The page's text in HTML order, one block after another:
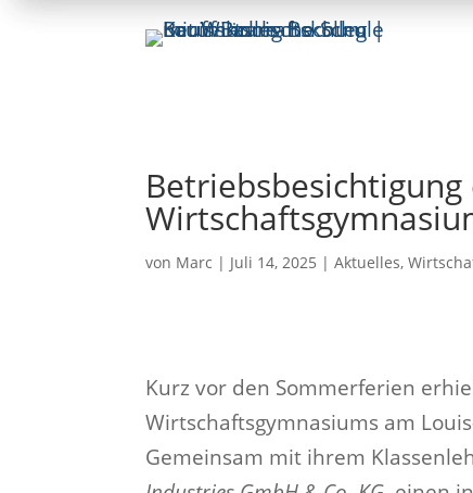
von Marc | Juli 14, 2025 |Aktuelles,
Kurz vor den Sommerferien
Wirtschaftsgymnasiums am
Gemeinsam mit ihrem